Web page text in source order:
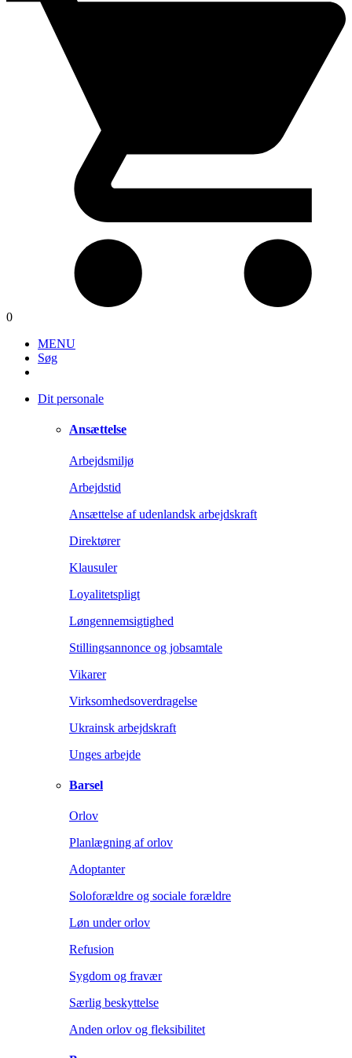
0
MENU
Søg
Dit personale
Ansættelse
Arbejdsmiljø
Arbejdstid
Ansættelse af udenlandsk arbejdskraft
Direktører
Klausuler
Loyalitetspligt
Løngennemsigtighed
Stillingsannonce og jobsamtale
Vikarer
Virksomhedsoverdragelse
Ukrainsk arbejdskraft
Unges arbejde
Barsel
Orlov
Planlægning af orlov
Adoptanter
Soloforældre og sociale forældre
Løn under orlov
Refusion
Sygdom og fravær
Særlig beskyttelse
Anden orlov og fleksibilitet